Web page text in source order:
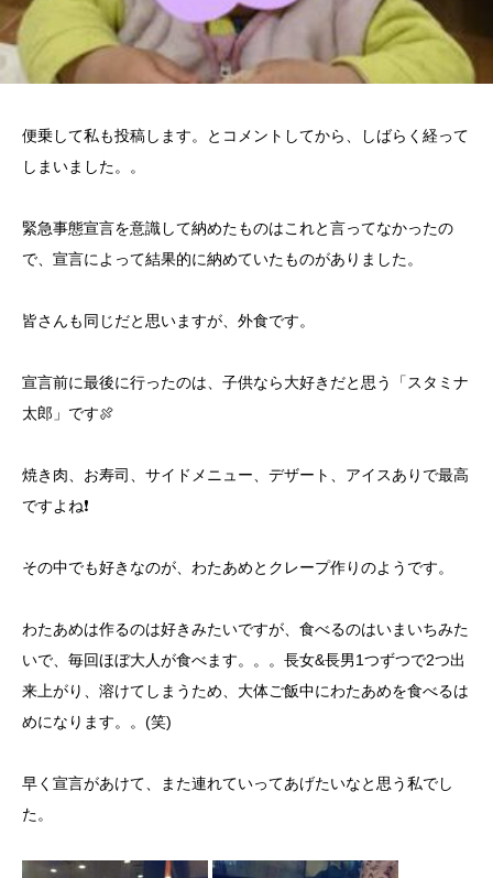
便乗して私も投稿します。とコメントしてから、しばらく経って
しまいました。。
緊急事態宣言を意識して納めたものはこれと言ってなかったの
で、宣言によって結果的に納めていたものがありました。
皆さんも同じだと思いますが、外食です。
宣言前に最後に行ったのは、子供なら大好きだと思う「スタミナ
太郎」です🍖
焼き肉、お寿司、サイドメニュー、デザート、アイスありで最高
ですよね❗
その中でも好きなのが、わたあめとクレープ作りのようです。
わたあめは作るのは好きみたいですが、食べるのはいまいちみた
いで、毎回ほぼ大人が食べます。。。長女&長男1つずつで2つ出
来上がり、溶けてしまうため、大体ご飯中にわたあめを食べるは
めになります。。(笑)
早く宣言があけて、また連れていってあげたいなと思う私でし
た。